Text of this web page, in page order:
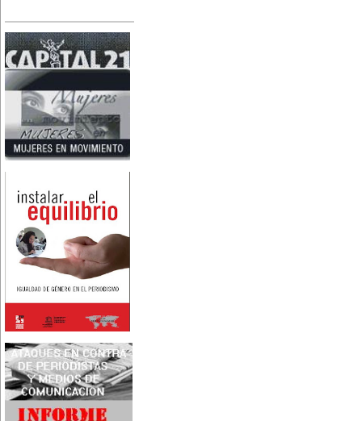
EFEMÉRIDES DE MARZO
1 de marzo:
Nace en Santiago, Chile, la
escritora Mercedes Valenzuela
Alvarez (1924-1993), más
conocida como Mercedes
Valdivieso. En 1961 publica 'La
Brecha', considerada como la
primera novela feminista de
Latinoamérica.
4 de marzo:
En México muere Adelina
Zendejas (1909-1993), periodista,
derechos de las mujeres.
5 de marzo:
En Dijon fallece Gabrielle Suchon
(1703), notable filósofa francesa,
autora del Tratado de la moral y
de la política (1693), la primera
obra explícitamente filosófica
escrita por una mujer en el
8 de marzo:
nace Juana Fernández Morales
(1895-1980), poeta conocida
Ibarbourou, o 'Juana de América'.
Se la considera una de las figuras
clave de la poesía
hispanoamericana
contemporánea.
14 de marzo:
Nace, en la Ciudad de México,